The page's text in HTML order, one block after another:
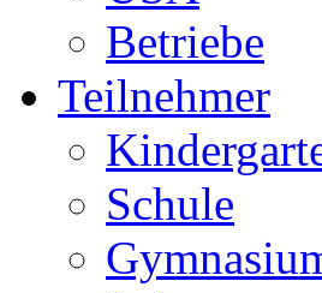
Betriebe
Teilnehmer
Schule